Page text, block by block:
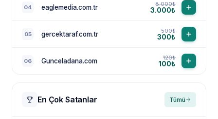
04 eaglemedia.com.tr 8.000₺
3.000₺
05 gercektaraf.com.tr 500₺
300₺
06 Gunceladana.com 120₺
100₺
En Çok Satanlar Tümü